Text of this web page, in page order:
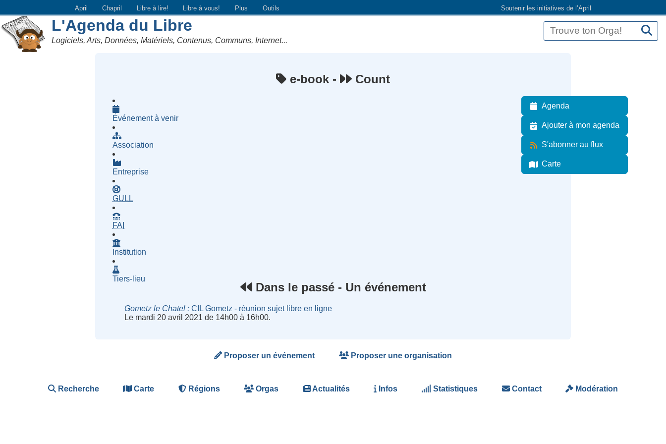
Soutenir les initiatives de l’April
April Chapril Libre à lire! Libre à vous! Plus Outils
L'Agenda du Libre
Logiciels, Arts, Données, Matériels, Contenus, Communs, Internet...
e-book - Count
Agenda
Ajouter à mon agenda
S'abonner au flux
Carte
Événement à venir
Association
Entreprise
GULL
FAI
Institution
Tiers-lieu
Dans le passé - Un événement
Gometz le Chatel
CIL Gometz - réunion sujet libre en ligne
Le mardi 20 avril 2021 de 14h00 à 16h00.
Proposer un événement Proposer une organisation
Recherche Carte Régions Orgas Actualités Infos Statistiques Contact Modération